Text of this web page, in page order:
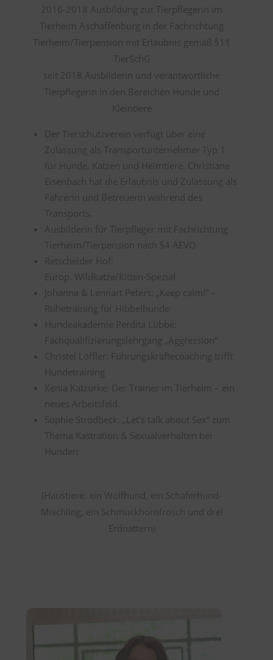
2016-2018 Ausbildung zur Tierpflegerin im
Tierheim Aschaffenburg in der Fachrichtung
Tierheim/Tierpension mit Erlaubnis gemäß §11
TierSchG
seit 2018 Ausbilderin und verantwortliche
Tierpflegerin in den Bereichen Hunde und
Kleintiere
Der Tierschutzverein verfügt über eine
Zulassung als Transportunternehmer Typ 1
für Hunde, Katzen und Heimtiere. Christiane
Eisenbach hat die Erlaubnis und Zulassung als
Fahrerin und Betreuerin während des
Transports.
Ausbilderin für Tierpfleger mit Fachrichtung
Tierheim/Tierpension nach §4 AEVO
Retscheider Hof:
Europ. Wildkatze/Kitten-Spezial
Johanna & Lennart Peters: „Keep calm!“ –
Ruhetraining für Hibbelhunde
Hundeakademie Perdita Lübbe:
Fachqualifizierungslehrgang „Aggression“
Christel Löffler: Führungskräftecoaching trifft
Hundetraining
Xenia Katzurke: Der Trainer im Tierheim – ein
neues Arbeitsfeld
Sophie Strodbeck: „Let‘s talk about Sex“ zum
Thema Kastration & Sexualverhalten bei
Hunden
(Haustiere: ein Wolfhund, ein Schäferhund-
Mischling, ein Schmuckhornfrosch und drei
Erdnattern)